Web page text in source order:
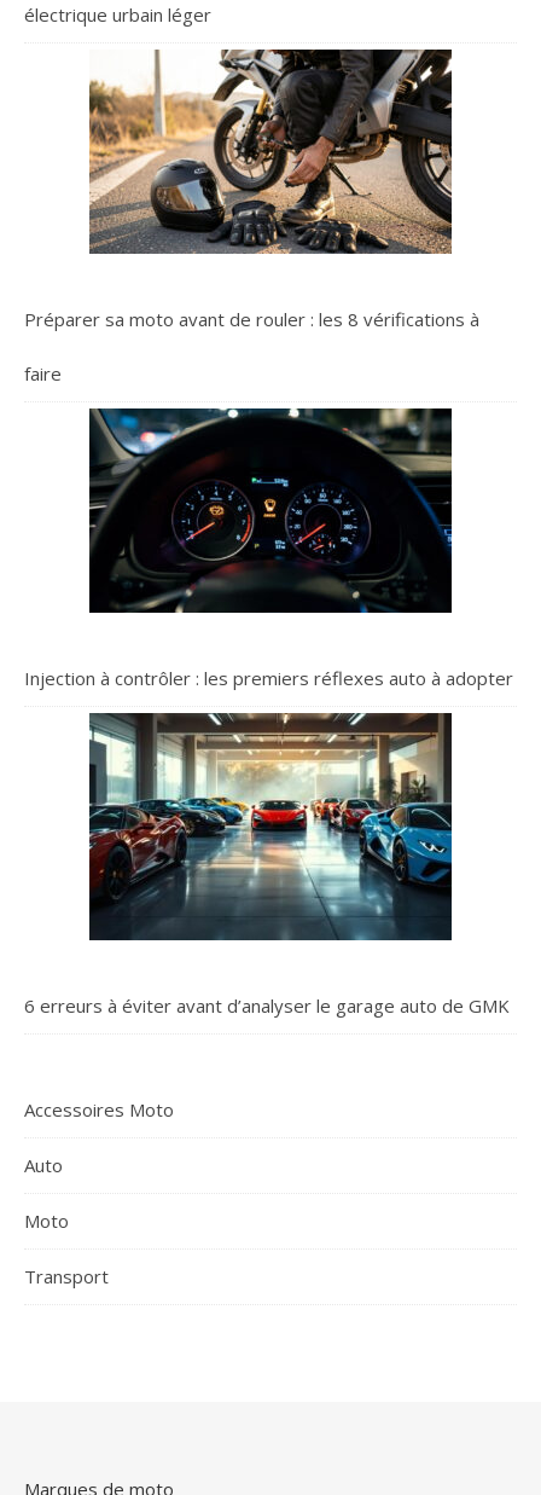
électrique urbain léger
Préparer sa moto avant de rouler : les 8 vérifications à
faire
Injection à contrôler : les premiers réflexes auto à adopter
6 erreurs à éviter avant d’analyser le garage auto de GMK
Accessoires Moto
Auto
Moto
Transport
Marques de moto